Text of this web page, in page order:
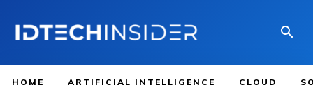
HOME ARTIFICIAL INTELLIGENCE CLOUD